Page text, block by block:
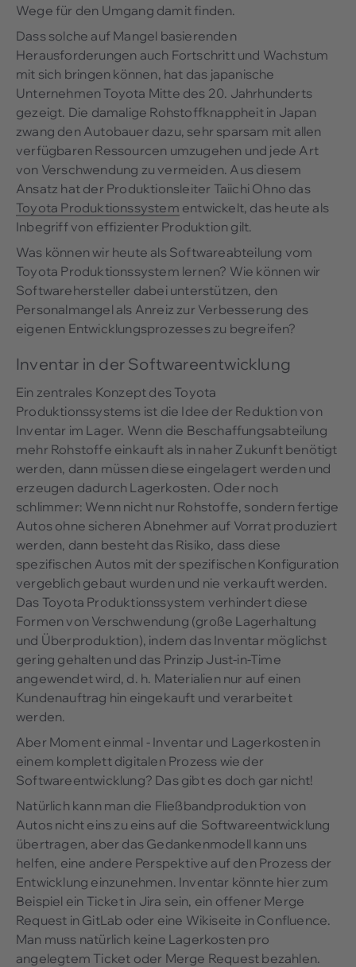
Wege für den Umgang damit finden.
Dass solche auf Mangel basierenden
Herausforderungen auch Fortschritt und Wachstum
mit sich bringen können, hat das japanische
Unternehmen Toyota Mitte des 20. Jahrhunderts
gezeigt. Die damalige Rohstoffknappheit in Japan
zwang den Autobauer dazu, sehr sparsam mit allen
verfügbaren Ressourcen umzugehen und jede Art
von Verschwendung zu vermeiden. Aus diesem
Ansatz hat der Produktionsleiter Taiichi Ohno das
Toyota Produktionssystem entwickelt, das heute als
Inbegriff von effizienter Produktion gilt.
Was können wir heute als Softwareabteilung vom
Toyota Produktionssystem lernen? Wie können wir
Softwarehersteller dabei unterstützen, den
Personalmangel als Anreiz zur Verbesserung des
eigenen Entwicklungsprozesses zu begreifen?
Inventar in der Softwareentwicklung
Ein zentrales Konzept des Toyota
Produktionssystems ist die Idee der Reduktion von
Inventar im Lager. Wenn die Beschaffungsabteilung
mehr Rohstoffe einkauft als in naher Zukunft benötigt
werden, dann müssen diese eingelagert werden und
erzeugen dadurch Lagerkosten. Oder noch
schlimmer: Wenn nicht nur Rohstoffe, sondern fertige
Autos ohne sicheren Abnehmer auf Vorrat produziert
werden, dann besteht das Risiko, dass diese
spezifischen Autos mit der spezifischen Konfiguration
vergeblich gebaut wurden und nie verkauft werden.
Das Toyota Produktionssystem verhindert diese
Formen von Verschwendung (große Lagerhaltung
und Überproduktion), indem das Inventar möglichst
gering gehalten und das Prinzip Just-in-Time
angewendet wird, d. h. Materialien nur auf einen
Kundenauftrag hin eingekauft und verarbeitet
werden.
Aber Moment einmal - Inventar und Lagerkosten in
einem komplett digitalen Prozess wie der
Softwareentwicklung? Das gibt es doch gar nicht!
Natürlich kann man die Fließbandproduktion von
Autos nicht eins zu eins auf die Softwareentwicklung
übertragen, aber das Gedankenmodell kann uns
helfen, eine andere Perspektive auf den Prozess der
Entwicklung einzunehmen. Inventar könnte hier zum
Beispiel ein Ticket in Jira sein, ein offener Merge
Request in GitLab oder eine Wikiseite in Confluence.
Man muss natürlich keine Lagerkosten pro
angelegtem Ticket oder Merge Request bezahlen.